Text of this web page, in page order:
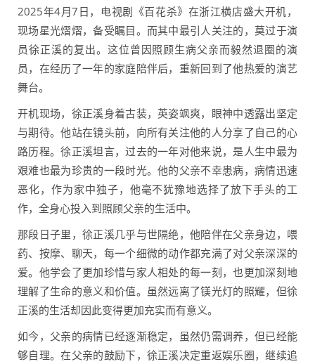
2025年4月7日，电视剧《百花杀》在浙江横店盛大开机，
现场星光熠熠，备受瞩目。而其中最引人关注的，莫过于演
员徐正溪的复出。这位曾因照顾生病父亲而毅然退圈的演
员，在经历了一年的家庭陪伴后，重新回到了他热爱的演艺
舞台。
开机现场，徐正溪身着古装，英姿飒爽，眼神中透露出坚定
与期待。他站在镜头前，向所有关注他的人分享了自己的心
路历程。徐正溪坦言，过去的一年对他来说，是人生中最为
艰难也最为珍贵的一段时光。他的父亲不幸患病，病情迅速
恶化，作为家中独子，他毫不犹豫地选择了放下手头的工
作，全身心投入到照顾父亲的生活中。
那段日子里，徐正溪几乎与世隔绝，他陪伴在父亲身边，喂
药、按摩、聊天，每一个细微的动作都充满了对父亲深深的
爱。他学会了更加珍惜与家人相处的每一刻，也更加深刻地
理解了生命的意义和价值。虽然远离了镁光灯的照耀，但徐
正溪的生活却因此变得更加充实而有意义。
如今，父亲的病情已经逐渐稳定，虽然仍需调养，但已经能
够自理。在父亲的鼓励下，徐正溪决定重返娱乐圈，继续追